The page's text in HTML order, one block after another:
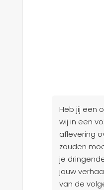
Heb jij een
wij in een
aflevering
zouden
je
jouw
van de